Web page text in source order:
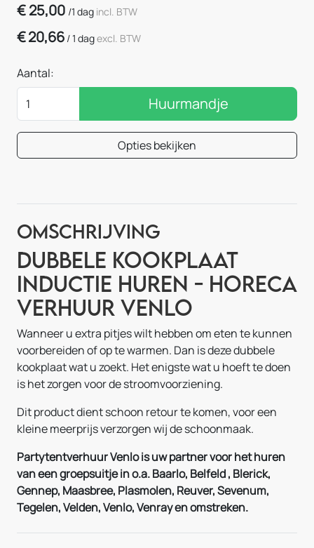
€25,00 /1 dag incl. BTW
€20,66 /1 dagexcl. BTW
Aantal:
Huurmandje
Opties bekijken
Omschrijving
Dubbele Kookplaat
Inductie Huren - Horeca
Verhuur Venlo
Wanneer u extra pitjes wilt hebben om eten te kunnen
voorbereiden of op te warmen. Dan is deze dubbele
kookplaat wat u zoekt. Het enigste wat u hoeft te doen
is het zorgen voor de stroomvoorziening.
Dit product dient schoon retour te komen, voor een
kleine meerprijs verzorgen wij de schoonmaak.
Partytentverhuur Venlo is uw partner voor het huren
van een groepsuitje in o.a. Baarlo, Belfeld , Blerick,
Gennep, Maasbree, Plasmolen, Reuver, Sevenum,
Tegelen, Velden, Venlo, Venray en omstreken.